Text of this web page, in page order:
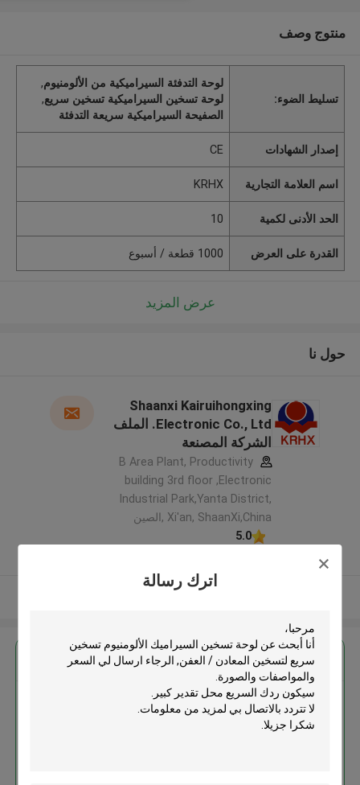
اترك رسالة
منتوج وصف
تسليط الضوء:
لوحة التدفئة السيراميكية من الألومنيوم,
لوحة تسخين السيراميكية تسخين سريع,
الصفيحة السيراميكية سريعة التدفئة
إصدار الشهادات CE
اسم العلامة التجارية KRHX
الحد الأدنى لكمية 10
القدرة على العرض 1000 قطعة / أسبوع
عرض المزيد
حول نا
Shaanxi Kairuihongxing
Electronic Co., Ltd. الملف
الشركة المصنعة
B Area Plant, Productivity
building 3rd floor ,Electronic
Industrial Park,Yanta District,
Xi'an, ShaanXi,China ,الصين
5.0
احصل على افضل سعر ل
لوحة تسخين السيراميك الألومنيوم